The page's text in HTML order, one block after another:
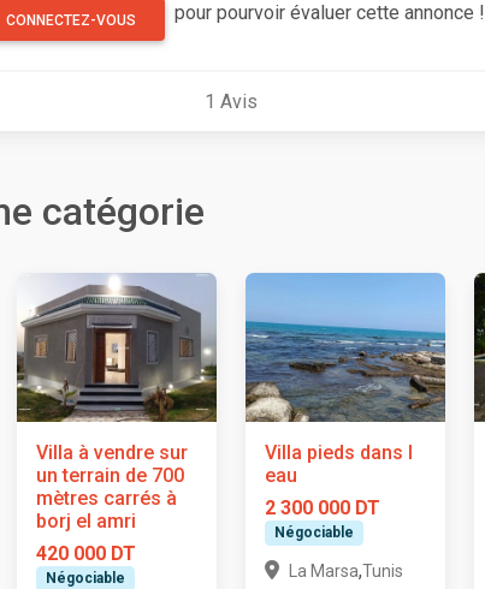
CONNECTEZ-VOUS pour pourvoir évaluer cette annonce !
1 Avis
catégorie
Villa à vendre sur
un terrain de 700
mètres carrés à
borj el amri
420 000 DT
Négociable
Villa pieds dans l
eau
2 300 000 DT
Négociable
La Marsa,Tunis